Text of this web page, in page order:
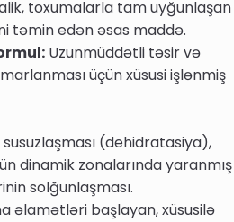
toxumalarla tam uyğunlaşan
təmin edən əsas maddə.
Uzunmüddətli təsir və
üçün xüsusi işlənmiş
(dehidratasiya),
dinamik zonalarında yaranmış
solğunlaşması.
əlamətləri başlayan, xüsusilə